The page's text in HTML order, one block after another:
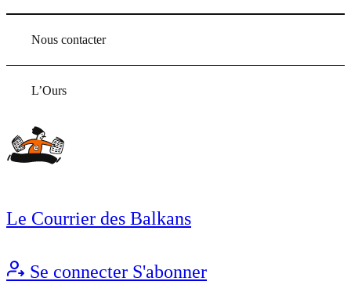
Nous contacter
L’Ours
Le Courrier des Balkans
Se connecter S'abonner